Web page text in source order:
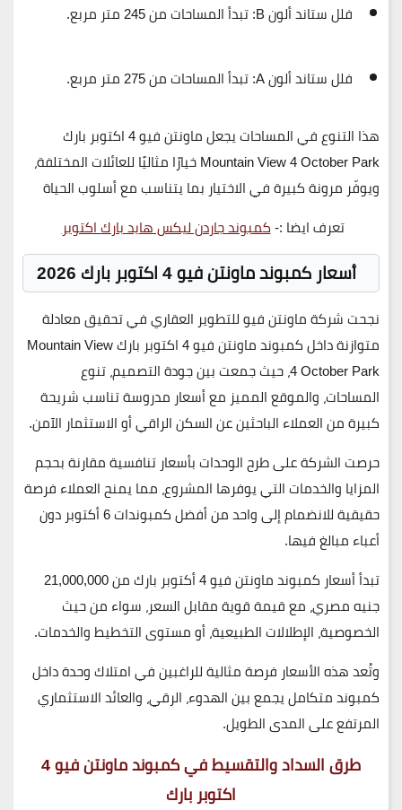
فلل ستاند ألون B : تبدأ المساحات من245 متر مربع .
فلل ستاند ألون A : تبدأ المساحات من275 متر مربع .
هذا التنوع في المساحات يجعل
ماونتن فيو 4 اكتوبر بارك
Mountain View 4 October Parkخيارًا مثاليًا للعائلات المختلفة،
ويوفّر مرونة كبيرة في الاختيار بما يتناسب مع أسلوب الحياة
تعرف ايضا :-كمبوند جاردن ليكس هايد بارك اكتوبر
أسعار كمبوند ماونتن فيو 4 اكتوبر بارك 2026
نجحتشركة ماونتن فيو للتطوير العقاريفي تحقيق معادلة
متوازنة داخل
كمبوند ماونتن فيو 4 اكتوبر بارك Mountain View
4 October Park، حيث جمعت بين جودة التصميم، تنوع
المساحات، والموقع المميز مع أسعار مدروسة تناسب شريحة
كبيرة من العملاء الباحثين عن السكن الراقي أو الاستثمار الآمن.
حرصت الشركة على طرح الوحدات بأسعار تنافسية مقارنة بحجم
المزايا والخدمات التي يوفرها المشروع، مما يمنح العملاء فرصة
حقيقية للانضمام إلى واحد منأفضل كمبوندات 6 أكتوبر
دون
أعباء مبالغ فيها.
تبدأ أسعار كمبوند ماونتن فيو 4 أكتوبر بارك من 21,000,000
جنيه مصري، مع قيمة قوية مقابل السعر، سواء من حيث
الخصوصية، الإطلالات الطبيعية، أو مستوى التخطيط والخدمات.
وتُعد هذه الأسعار فرصة مثالية للراغبين في امتلاك وحدة داخل
كمبوند متكامل يجمع بين الهدوء، الرقي، والعائد الاستثماري
المرتفع على المدى الطويل.
طرق السداد والتقسيط في كمبوند ماونتن فيو 4
اكتوبر بارك